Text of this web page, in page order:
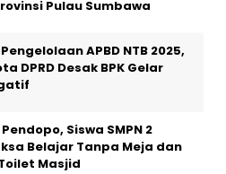
Pulau Sumbawa
APBD NTB 2025,
DPRD Desak BPK Gelar
Siswa SMPN 2
Belajar Tanpa Meja dan
Masjid